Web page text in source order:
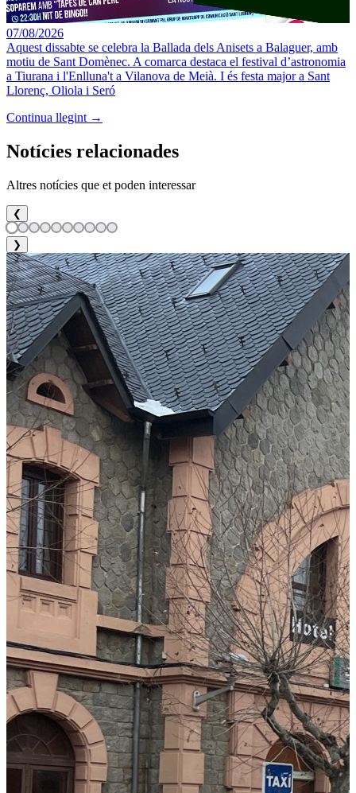
07/08/2026
Aquest dissabte se celebra la Ballada dels Anisets a Balaguer, amb
motiu de Sant Domènec. A comarca destaca el festival d’astronomia
a Tiurana i l'Enlluna't a Vilanova de Meià. I és festa major a Sant
Llorenç, Oliola i Seró
Continua llegint →
Notícies relacionades
Altres notícies que et poden interessar
❮
❯